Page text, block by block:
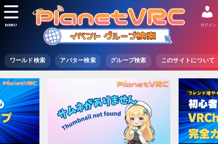
ワールド検索 アバター検索 グループ検索 このサイトについて
ログイン
MENU